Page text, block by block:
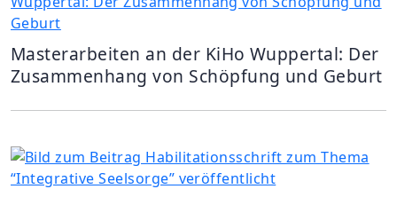
Masterarbeiten an der KiHo Wuppertal: Der
Zusammenhang von Schöpfung und Geburt